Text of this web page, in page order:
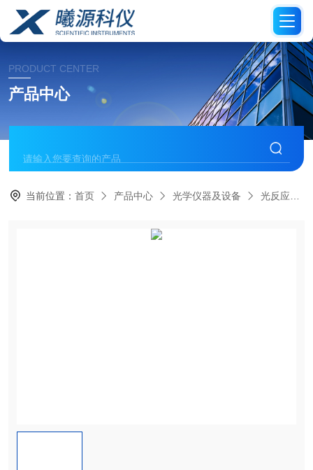
PRODUCT CENTER
产品中心
当前位置：首页 产品中心 光学仪器及设备 光反应仪